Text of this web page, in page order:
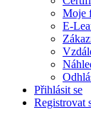
Moje
E-
Přihlásit se
Registrovat